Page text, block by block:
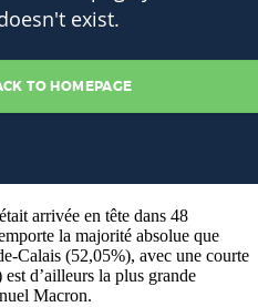
arrivée en tête dans 48
la majorité absolue que
Calais (52,05%), avec une courte
d’ailleurs la plus grande
Macron.